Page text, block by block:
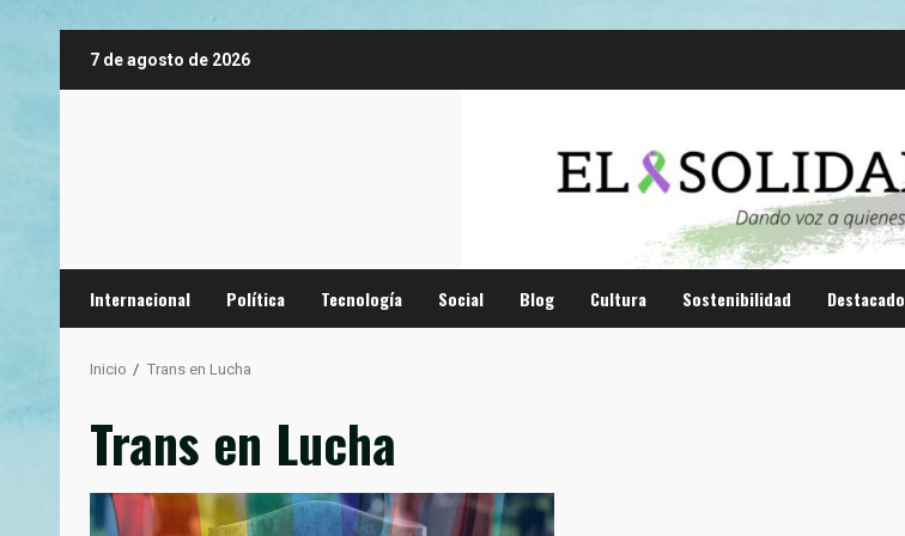
7 de agosto de 2026
Internacional Política Tecnología Social Blog Cultura Sostenibilidad Destacado
Inicio Trans en Lucha
Trans en Lucha